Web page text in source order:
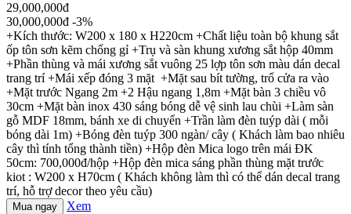
29,000,000đ
30,000,000đ -3%
+Kích thước: W200 x 180 x H220cm +Chất liệu toàn bộ khung sắt
ốp tôn sơn kẽm chống gỉ +Trụ và sàn khung xương sắt hộp 40mm
+Phần thùng và mái xương sắt vuông 25 lợp tôn sơn màu dán decal
trang trí +Mái xếp đóng 3 mặt +Mặt sau bít tường, trổ cửa ra vào
+Mặt trước Ngang 2m +2 Hậu ngang 1,8m +Mặt bàn 3 chiều vô
30cm +Mặt bàn inox 430 sáng bóng dễ vệ sinh lau chùi +Làm sàn
gỗ MDF 18mm, bánh xe di chuyển +Trần làm đèn tuýp dài ( mỗi
bóng dài 1m) +Bóng đèn tuýp 300 ngàn/ cây ( Khách làm bao nhiêu
cây thì tính tổng thành tiền) +Hộp đèn Mica logo trên mái ĐK
50cm: 700,000đ/hộp +Hộp đèn mica sáng phần thùng mặt trước
kiot : W200 x H70cm ( Khách không làm thì có thể dán decal trang
trí, hỗ trợ decor theo yêu cầu)
Mua ngay
Xem